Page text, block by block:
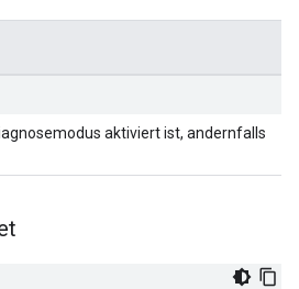
aktiviert ist, andernfalls